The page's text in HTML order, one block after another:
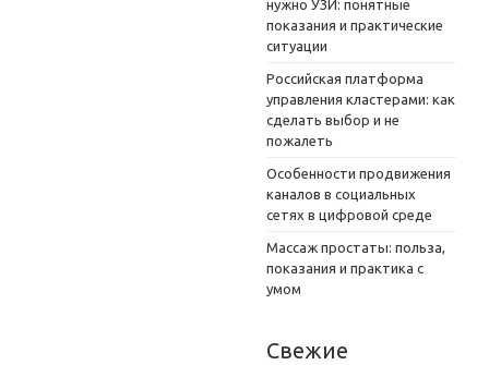
нужно УЗИ: понятные
показания и практические
ситуации
Российская платформа
управления кластерами: как
сделать выбор и не
пожалеть
Особенности продвижения
каналов в социальных
сетях в цифровой среде
Массаж простаты: польза,
показания и практика с
умом
Свежие